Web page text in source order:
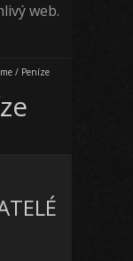
web.
/ Peníze